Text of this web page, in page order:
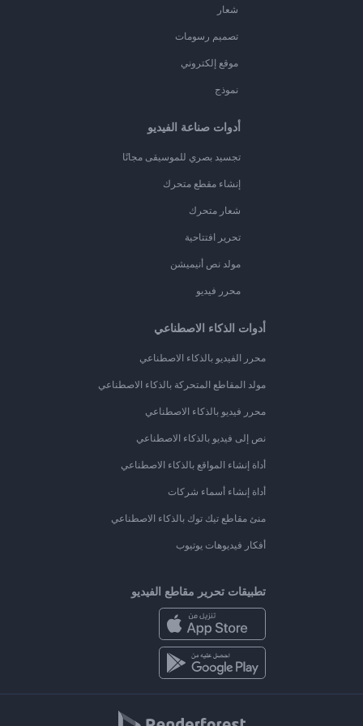
شعار
تصميم رسومات
موقع إلكتروني
نموذج
أدوات صناعة الفيديو
تجسيد بصري للموسيقى مجانًا
إنشاء مقطع متحرك
شعار متحرك
تحرير افتتاحية
مولد نص أنيميشن
محرر فيديو
أدوات الذكاء الاصطناعي
محرر الفيديو بالذكاء الاصطناعي
مولد المقاطع المتحركة بالذكاء الاصطناعي
محرر فيديو بالذكاء الاصطناعي
نص إلى فيديو بالذكاء الاصطناعي
أداة إنشاء المواقع بالذكاء الاصطناعي
أداة إنشاء أسماء شركات
منئ مقاطع تيك توك بالذكاء الاصطناعي
أفكار فيديوهات يوتيوب
تطبيقات تحرير مقاطع الفيديو